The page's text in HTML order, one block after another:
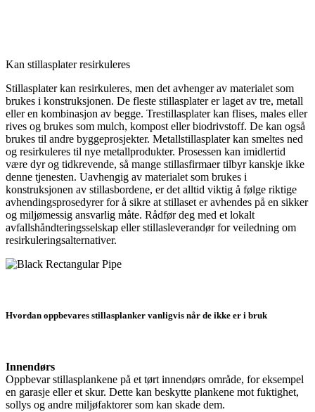
Kan stillasplater resirkuleres
Stillasplater kan resirkuleres, men det avhenger av materialet som
brukes i konstruksjonen. De fleste stillasplater er laget av tre, metall
eller en kombinasjon av begge. Trestillasplater kan flises, males eller
rives og brukes som mulch, kompost eller biodrivstoff. De kan også
brukes til andre byggeprosjekter. Metallstillasplater kan smeltes ned
og resirkuleres til nye metallprodukter. Prosessen kan imidlertid
være dyr og tidkrevende, så mange stillasfirmaer tilbyr kanskje ikke
denne tjenesten. Uavhengig av materialet som brukes i
konstruksjonen av stillasbordene, er det alltid viktig å følge riktige
avhendingsprosedyrer for å sikre at stillaset er avhendes på en sikker
og miljømessig ansvarlig måte. Rådfør deg med et lokalt
avfallshåndteringsselskap eller stillasleverandør for veiledning om
resirkuleringsalternativer.
Hvordan oppbevares stillasplanker vanligvis når de ikke er i bruk
Innendørs
Oppbevar stillasplankene på et tørt innendørs område, for eksempel
en garasje eller et skur. Dette kan beskytte plankene mot fuktighet,
sollys og andre miljøfaktorer som kan skade dem.